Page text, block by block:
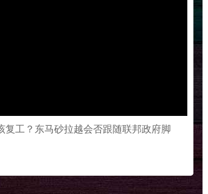
复工？东马砂拉越会否跟随联邦政府脚